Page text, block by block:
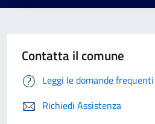
Contatta il comune
Leggi le domande frequenti
Richiedi Assistenza